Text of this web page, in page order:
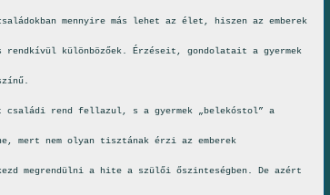
mennyire más lehet az élet, hiszen az emberek
különbözőek. Érzéseit, gondolatait a gyermek
családi rend fellazul, s a gyermek „belekóstol” a
mert nem olyan tisztának érzi az emberek
megrendülni a hite a szülői őszinteségben. De azért